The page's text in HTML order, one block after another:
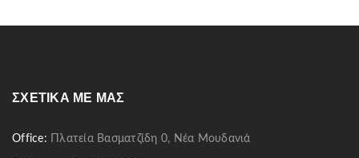
ΣΧΕΤΙΚΆ ΜΕ ΜΑΣ
Office: Πλατεία Βασματζίδη 0, Νέα Μουδανιά